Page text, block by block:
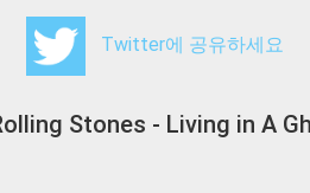
Twitter에 공유하세요
Stones - Living in A